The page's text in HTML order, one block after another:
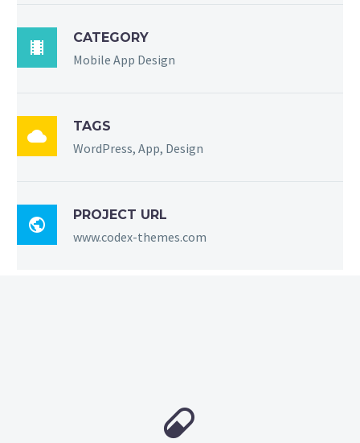

CATEGORY
Mobile App Design

TAGS
WordPress, App, Design

PROJECT URL
www.codex-themes.com

